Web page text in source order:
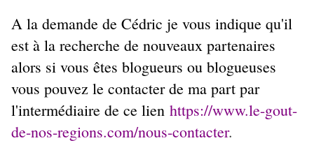
A la demande de Cédric je vous indique qu'il
est à la recherche de nouveaux partenaires
alors si vous êtes blogueurs ou blogueuses
vous pouvez le contacter de ma part par
l'intermédiaire de ce lien https://www.le-gout-
de-nos-regions.com/nous-contacter.